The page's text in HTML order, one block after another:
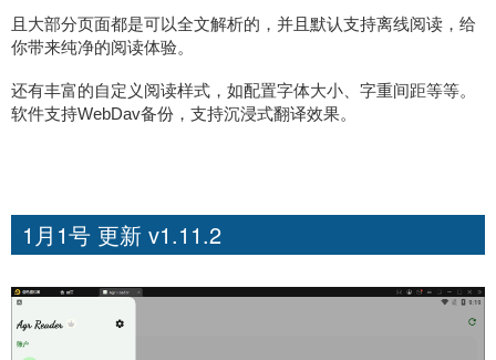
且大部分页面都是可以全文解析的，并且默认支持离线阅读，给
你带来纯净的阅读体验。
还有丰富的自定义阅读样式，如配置字体大小、字重间距等等。
软件支持WebDav备份，支持沉浸式翻译效果。
1月1号 更新 v1.11.2